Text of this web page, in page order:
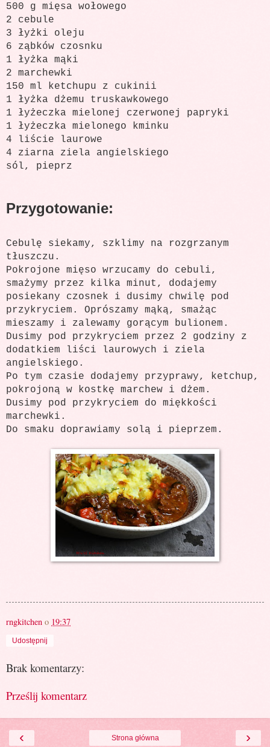
500 g mięsa wołowego
2 cebule
3 łyżki oleju
6 ząbków czosnku
1 łyżka mąki
2 marchewki
150 ml ketchupu z cukinii
1 łyżka dżemu truskawkowego
1 łyżeczka mielonej czerwonej papryki
1 łyżeczka mielonego kminku
4 liście laurowe
4 ziarna ziela angielskiego
sól, pieprz
Przygotowanie:
Cebulę siekamy, szklimy na rozgrzanym
tłuszczu.
Pokrojone mięso wrzucamy do cebuli,
smażymy przez kilka minut, dodajemy
posiekany czosnek i dusimy chwilę pod
przykryciem. Oprószamy mąką, smażąc
mieszamy i zalewamy gorącym bulionem.
Dusimy pod przykryciem przez 2 godziny z
dodatkiem liści laurowych i ziela
angielskiego.
Po tym czasie dodajemy przyprawy, ketchup,
pokrojoną w kostkę marchew i dżem.
Dusimy pod przykryciem do miękkości
marchewki.
Do smaku doprawiamy solą i pieprzem.
rngkitchen o 19:37
Udostępnij
Brak komentarzy:
Prześlij komentarz
‹ ›
Strona główna